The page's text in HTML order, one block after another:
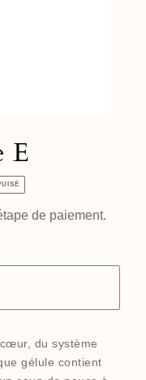
E
de paiement.
du système
gélule contient